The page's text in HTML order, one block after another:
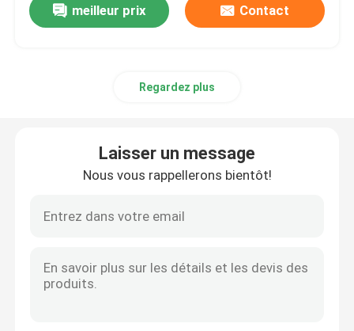
À la maison
Produits
meilleur prix Contact
Regardez plus
Laisser un message
Nous vous rappellerons bientôt!